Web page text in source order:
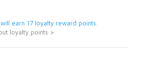
earn 17 loyalty reward points.
loyalty points >